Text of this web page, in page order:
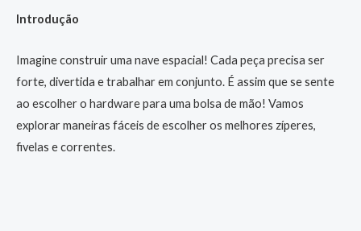
Introdução
Imagine construir uma nave espacial! Cada peça precisa ser
forte, divertida e trabalhar em conjunto. É assim que se sente
ao escolher o hardware para uma bolsa de mão! Vamos
explorar maneiras fáceis de escolher os melhores zíperes,
fivelas e correntes.